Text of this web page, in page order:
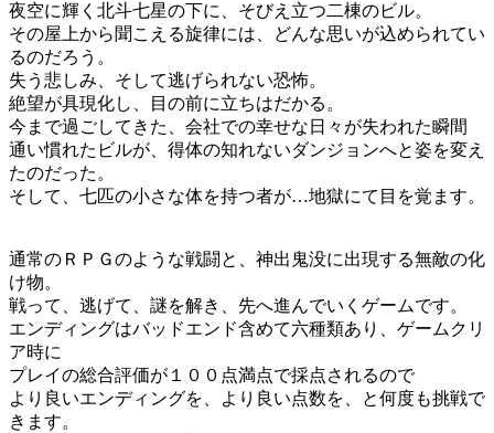
夜空に輝く北斗七星の下に、そびえ立つ二棟のビル。
その屋上から聞こえる旋律には、どんな思いが込められてい
るのだろう。
失う悲しみ、そして逃げられない恐怖。
絶望が具現化し、目の前に立ちはだかる。
今まで過ごしてきた、会社での幸せな日々が失われた瞬間
通い慣れたビルが、得体の知れないダンジョンへと姿を変え
たのだった。
そして、七匹の小さな体を持つ者が…地獄にて目を覚ます。
通常のＲＰＧのような戦闘と、神出鬼没に出現する無敵の化
け物。
戦って、逃げて、謎を解き、先へ進んでいくゲームです。
エンディングはバッドエンド含めて六種類あり、ゲームクリ
ア時に
プレイの総合評価が１００点満点で採点されるので
より良いエンディングを、より良い点数を、と何度も挑戦で
きます。